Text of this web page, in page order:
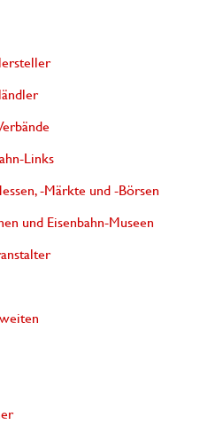
Links
-Märkte und -Börsen
und Eisenbahn-Museen